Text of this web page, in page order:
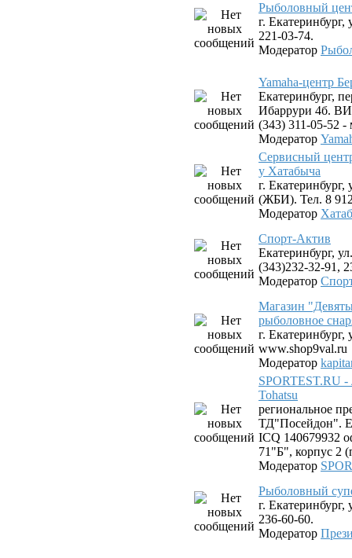
Рыболовный
г.
221-03-74.
Модератор
Yamaha-центр
Екатеринбург,
Ибаррури 4б.
(343) 311-05-52
Модератор
Сервисный
у Хатабыча
г.
(ЖБИ). Тел. 8
Модератор
Спорт-Актив
Екатеринбург,
(343)232-32-91,
Модератор
Магазин
рыболовное
г.
www.shop9val.ru
Модератор
SPORTEST.RU
Tohatsu
региональное
ТД"Посейдон".
ICQ 140679932
71"Б", корпус 2
Модератор
Рыболовный
г.
236-60-60.
Модератор